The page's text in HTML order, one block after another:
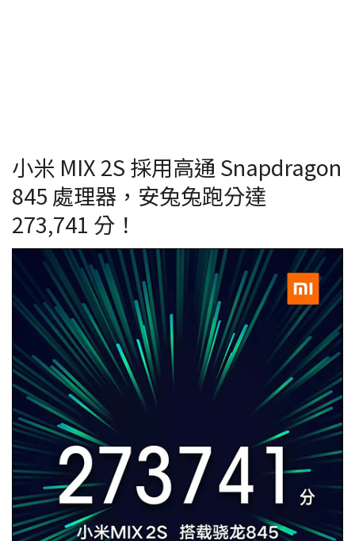
小米 MIX 2S 採用高通 Snapdragon
845 處理器，安兔兔跑分達
273,741 分！